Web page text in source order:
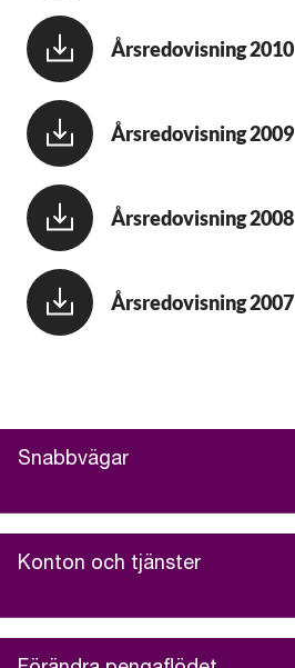
Årsredovisning 2010
Årsredovisning 2009
Årsredovisning 2008
Årsredovisning 2007
Snabbvägar
Konton och tjänster